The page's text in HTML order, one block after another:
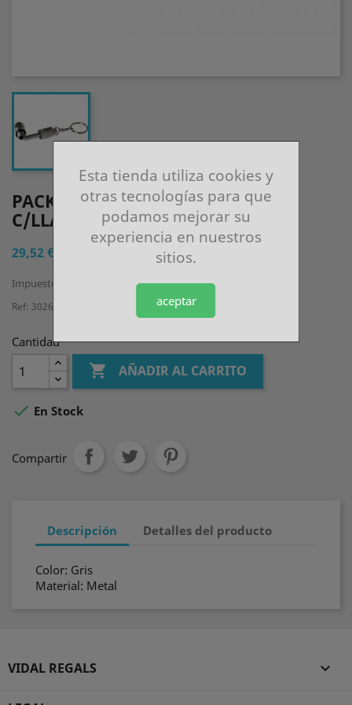
PACK 3 PEFORADORES PUROS
C/LLAVERO
29,52 €
Impuestos incluidos
Ref: 30268MD
Cantidad
 AÑADIR AL CARRITO
 En Stock
Compartir
Descripción Detalles del producto
Color: Gris
Material: Metal
Esta tienda utiliza cookies y
otras tecnologías para que
podamos mejorar su
experiencia en nuestros
sitios.
aceptar
VIDAL REGALS 